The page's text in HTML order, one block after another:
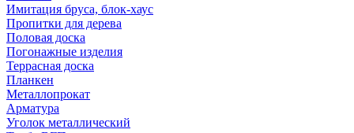
Имитация бруса, блок-хаус
Пропитки для дерева
Половая доска
Погонажные изделия
Террасная доска
Планкен
Металлопрокат
Арматура
Уголок металлический